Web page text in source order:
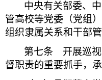
中央有关部委、
管高校等党委（党组
组织隶属关系和干部
第七条 开展巡视
督职责的重要抓手，